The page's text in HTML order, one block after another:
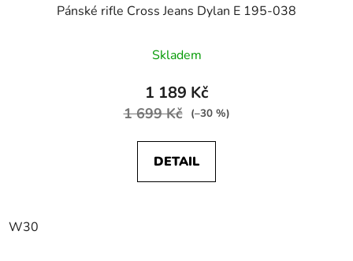
Pánské rifle Cross Jeans Dylan E 195-038
Skladem
1 189 Kč
1 699 Kč (–30 %)
DETAIL
W30